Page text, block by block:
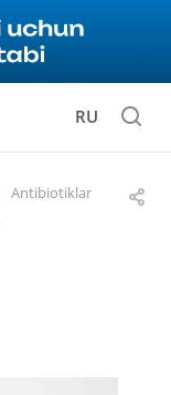
RU
Antibiotiklar